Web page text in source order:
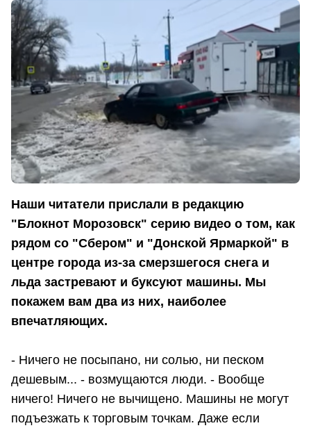
Наши читатели прислали в редакцию
"Блокнот Морозовск" серию видео о том, как
рядом со "Сбером" и "Донской Ярмаркой" в
центре города из-за смерзшегося снега и
льда застревают и буксуют машины. Мы
покажем вам два из них, наиболее
впечатляющих.
- Ничего не посыпано, ни солью, ни песком
дешевым... - возмущаются люди. - Вообще
ничего! Ничего не вычищено. Машины не могут
подъезжать к торговым точкам. Даже если